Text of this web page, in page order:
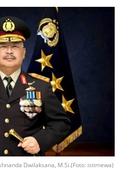
Dwilaksana, M.Si.(Foto: istimewa)